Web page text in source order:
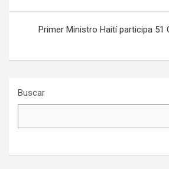
entradas
Primer Ministro Haití participa 51
Buscar